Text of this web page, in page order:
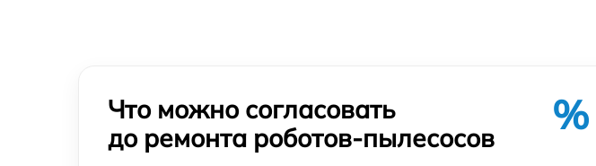
Что можно согласовать
до ремонта роботов-пылесосов
%